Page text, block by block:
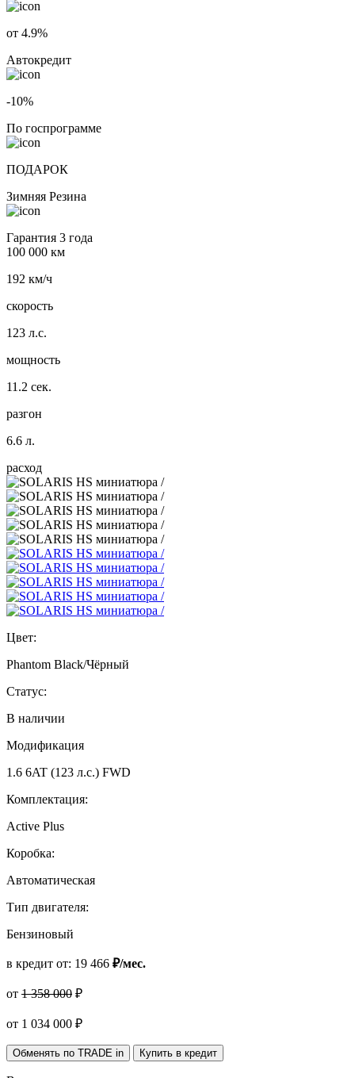
от 4.9%
Автокредит
-10%
По госпрограмме
ПОДАРОК
Зимняя Резина
Гарантия 3 года
100 000 км
192 км/ч
скорость
123 л.с.
мощность
11.2 сек.
разгон
6.6 л.
расход
Цвет:
Phantom Black/Чёрный
Статус:
В наличии
Модификация
1.6 6AT (123 л.с.) FWD
Комплектация:
Active Plus
Коробка:
Автоматическая
Тип двигателя:
Бензиновый
в кредит от: 19 466 ₽/мес.
от 1 358 000 ₽
от 1 034 000 ₽
Обменять по TRADE in Купить в кредит